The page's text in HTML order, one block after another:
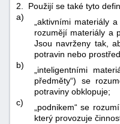
2. Použijí se také tyto
a)
„aktivními materiály
rozumějí materiály a
Jsou navrženy tak,
potravin nebo
b)
„inteligentními
předměty“) se
potraviny obklopuje;
c)
„podnikem“ se
který provozuje